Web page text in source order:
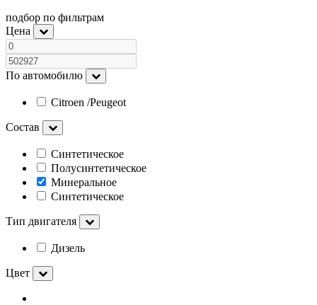
подбор по фильтрам
Цена
По автомобилю
Citroen /Peugeot
Состав
Синтетическое
Полусинтетическое
Минеральное
Cинтетическое
Тип двигателя
Дизель
Цвет